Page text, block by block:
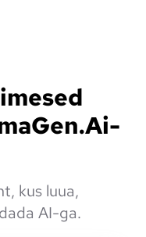
kus luua,
AI-ga.